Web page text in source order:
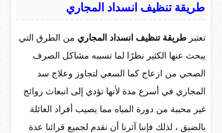
طريقة تنظيف انسداد المجاري
تعتبر طريقة تنظيف انسداد المجاري من الطرق التي
يبحث عنها الكثير نظرًا لما تسببه مشاكل الصرف
الصحي من ازعاج كما السعي لتجاوز وعلاج سد
المجاري في أسرع مدة لأنها تؤدي إلى انبعاث روائح
غير محببة من دورة المياه مما يصيب أفراد العائلة
بالضيق ، لذلك فإننا آثرنا أن نقدم لجميع قرائنا عدة